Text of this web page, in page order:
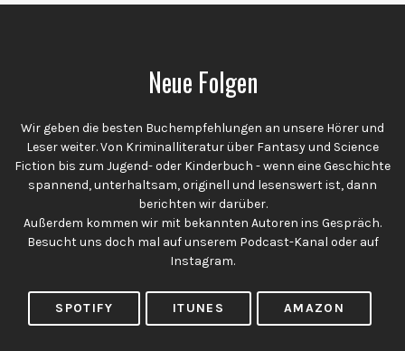
Neue Folgen
Wir geben die besten Buchempfehlungen an unsere Hörer und
Leser weiter. Von Kriminalliteratur über Fantasy und Science
Fiction bis zum Jugend- oder Kinderbuch - wenn eine Geschichte
spannend, unterhaltsam, originell und lesenswert ist, dann
berichten wir darüber.
Außerdem kommen wir mit bekannten Autoren ins Gespräch.
Besucht uns doch mal auf unserem Podcast-Kanal oder auf
Instagram.
SPOTIFY ITUNES AMAZON